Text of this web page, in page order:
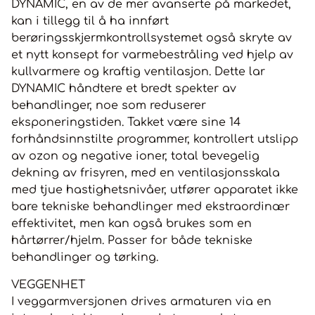
raskt absorberes av håret, får det til å tørke mye raskere,
noe som utsetter det mindre for termisk stress og dermed
muligheten for skade. Opprettholder riktig fuktighet og
eliminerer elektrostatisk elektrisitet fra håret, som dermed
er mykt, smidig og disiplinert. TO FUNKSJONER R T 6
kraftige vifter av ny generasjon plassert inne i
varmelegemene, styrt av en hastighetsskala fra 1 til 20, gjør
at apparatet også kan brukes til føning. Det tørker håret,
slik at neglebåndene lukker seg og eliminerer krusete hår.
Luften som kommer fra viftene lukker hårets
skjellag forsiktig, opprettholder fuktigheten og forbedrer
hårets glans, elastisitet og mykhet. DYNAMIC er et produkt
som fullt ut oppfyller alle behovene til den profesjonelle:
Øker og reduserer behandlingstiden mens apparatet er i
drift. Temperaturen kan endres i henhold til behov og
behandlingskrav. Veksler og blander varme og luft for å
intensivere og opprettholde fuktigheten i håret over lengre
tid, noe som forbedrer skjønnheten til krøllete, bølgete og
rett hår. Øker produktiviteten i salongarbeidet
DYNAMIC, en av de mer avanserte på markedet,
kan i tillegg til å ha innført
berøringsskjermkontrollsystemet også skryte av
et nytt konsept for varmebestråling ved hjelp av
kullvarmere og kraftig ventilasjon. Dette lar
DYNAMIC håndtere et bredt spekter av
behandlinger, noe som reduserer
eksponeringstiden. Takket være sine 14
forhåndsinnstilte programmer, kontrollert utslipp
av ozon og negative ioner, total bevegelig
dekning av frisyren, med en ventilasjonsskala
med tjue hastighetsnivåer, utfører apparatet ikke
bare tekniske behandlinger med ekstraordinær
effektivitet, men kan også brukes som en
hårtørrer/hjelm. Passer for både tekniske
behandlinger og tørking.
VEGGENHET
I veggarmversjonen drives armaturen via en